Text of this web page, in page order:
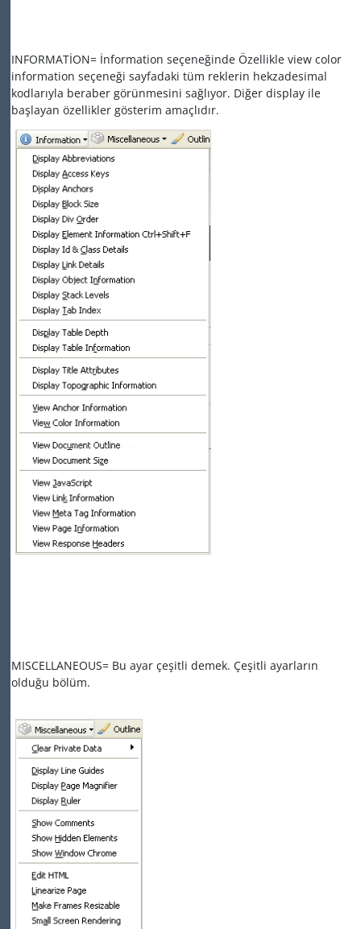
INFORMATİON= İnformation seçeneğinde Özellikle view color
information seçeneği sayfadaki tüm reklerin hekzadesimal
kodlarıyla beraber görünmesini sağlıyor. Diğer display ile
başlayan özellikler gösterim amaçlıdır.
MISCELLANEOUS= Bu ayar çeşitli demek. Çeşitli ayarların
olduğu bölüm.